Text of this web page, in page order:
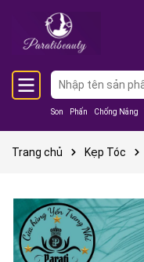
Son Phấn Chống Nắng
Trang chủ Kẹp Tóc